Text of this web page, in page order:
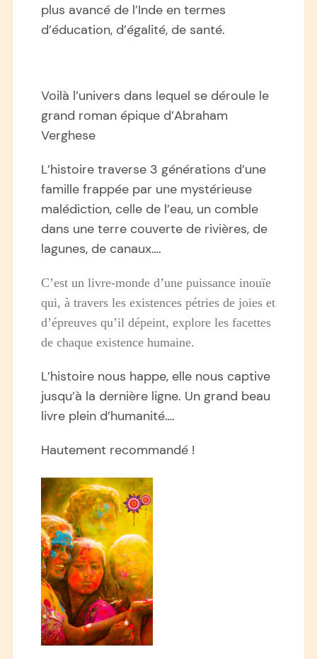
plus avancé de l’Inde en termes
d’éducation, d’égalité, de santé.
Voilà l’univers dans lequel se déroule le
grand roman épique d’Abraham
Verghese
L’histoire traverse 3 générations d’une
famille frappée par une mystérieuse
malédiction, celle de l’eau, un comble
dans une terre couverte de rivières, de
lagunes, de canaux….
C’est un livre-monde d’une puissance inouïe
qui, à travers les existences pétries de joies et
d’épreuves qu’il dépeint, explore les facettes
de chaque existence humaine.
L’histoire nous happe, elle nous captive
jusqu’à la dernière ligne. Un grand beau
livre plein d’humanité….
Hautement recommandé !